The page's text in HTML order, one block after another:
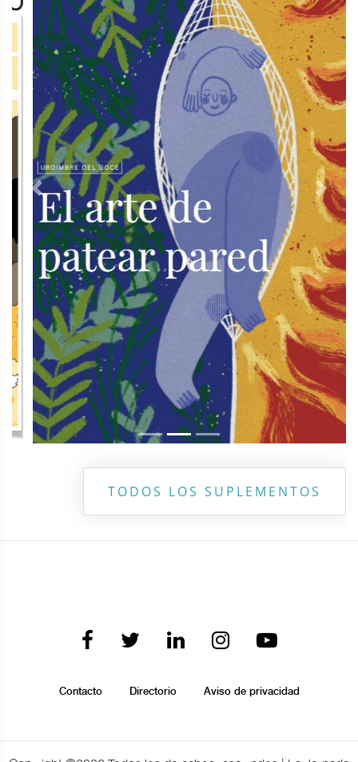
Previous Next
TODOS LOS SUPLEMENTOS
Contacto Directorio Aviso de privacidad